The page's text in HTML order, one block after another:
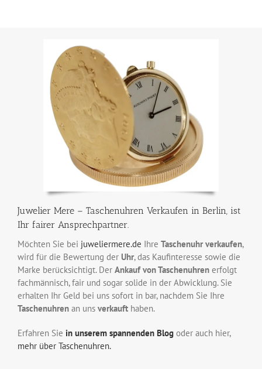
Juwelier Mere – Taschenuhren Verkaufen in Berlin, ist
Ihr fairer Ansprechpartner.
Möchten Sie bei juweliermere.de Ihre Taschenuhr verkaufen,
wird für die Bewertung der Uhr, das Kaufinteresse sowie die
Marke berücksichtigt. Der Ankauf von Taschenuhren erfolgt
fachmännisch, fair und sogar solide in der Abwicklung. Sie
erhalten Ihr Geld bei uns sofort in bar, nachdem Sie Ihre
Taschenuhren an uns verkauft haben.
Erfahren Sie in unserem spannenden Blog oder auch hier,
mehr über Taschenuhren.